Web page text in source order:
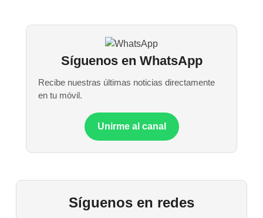
Síguenos en WhatsApp
Recibe nuestras últimas noticias directamente
en tu móvil.
Unirme al canal
Síguenos en redes